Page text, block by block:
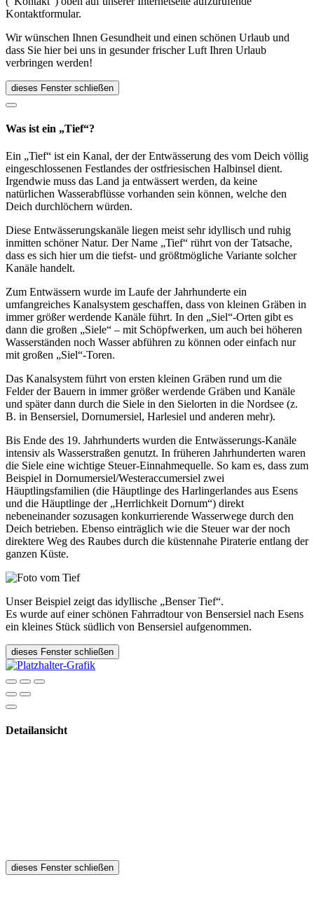
Kontaktformular.
Wir wünschen Ihnen Gesundheit und einen schönen Urlaub und
dass Sie hier bei uns in gesunder frischer Luft Ihren Urlaub
verbringen werden!
dieses Fenster schließen
Was ist ein „Tief“?
Ein „Tief“ ist ein Kanal, der der Entwässerung des vom Deich völlig
eingeschlossenen Festlandes der ostfriesischen Halbinsel dient.
Irgendwie muss das Land ja entwässert werden, da keine
natürlichen Wasserabflüsse vorhanden sein können, welche den
Deich durchlöchern würden.
Diese Entwässerungskanäle liegen meist sehr idyllisch und ruhig
inmitten schöner Natur. Der Name „Tief“ rührt von der Tatsache,
dass es sich hier um die tiefst- und größtmögliche Variante solcher
Kanäle handelt.
Zum Entwässern wurde im Laufe der Jahrhunderte ein
umfangreiches Kanalsystem geschaffen, dass von kleinen Gräben in
immer größer werdende Kanäle führt. In den „Siel“-Orten gibt es
dann die großen „Siele“ – mit Schöpfwerken, um auch bei höheren
Wasserständen noch Wasser abführen zu können oder einfach nur
mit großen „Siel“-Toren.
Das Kanalsystem führt von ersten kleinen Gräben rund um die
Felder der Bauern in immer größer werdende Gräben und Kanäle
und später dann durch die Siele in den Sielorten in die Nordsee (z.
B. in Bensersiel, Dornumersiel, Harlesiel und anderen mehr).
Bis Ende des 19. Jahrhunderts wurden die Entwässerungs-Kanäle
intensiv als Wasserstraßen genutzt. In früheren Jahrhunderten waren
die Siele eine wichtige Steuer-Einnahmequelle. So kam es, dass zum
Beispiel in Dornumersiel/Westeraccumersiel zwei
Häuptlingsfamilien (die Häuptlinge des Harlingerlandes aus Esens
und die Häuptlinge der „Herrlichkeit Dornum“) direkt
nebeneinander sozusagen konkurrierende Wasserwege durch den
Deich betrieben. Ebenso einträglich wie die Steuer war der noch
direktere Weg des Raubes durch die küstennahe Piraterie entlang der
ganzen Küste.
Unser Beispiel zeigt das idyllische „Benser Tief“.
Es wurde auf einer schönen Fahrradtour von Bensersiel nach Esens
ein kleines Stück südlich von Bensersiel aufgenommen.
dieses Fenster schließen
Detailansicht
dieses Fenster schließen